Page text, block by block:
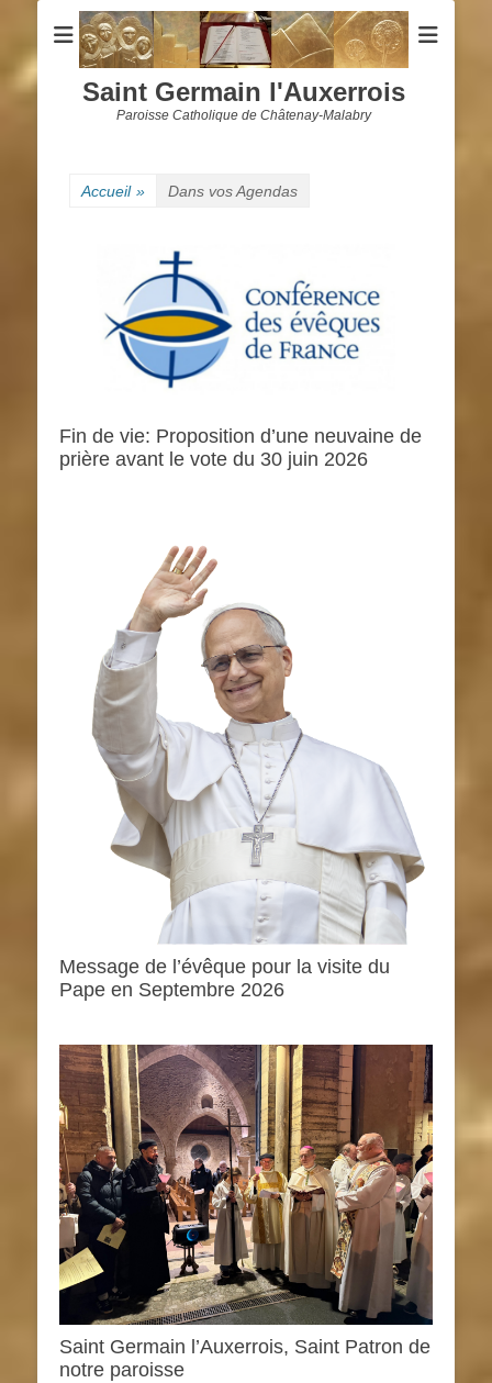
Saint Germain l'Auxerrois
Paroisse Catholique de Châtenay-Malabry
Accueil » Dans vos Agendas
Fin de vie: Proposition d’une neuvaine de
prière avant le vote du 30 juin 2026
Message de l’évêque pour la visite du
Pape en Septembre 2026
Saint Germain l’Auxerrois, Saint Patron de
notre paroisse